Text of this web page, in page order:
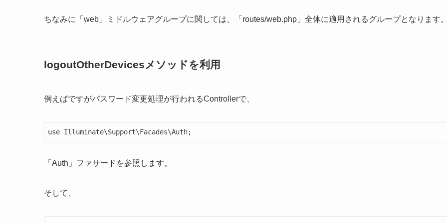
ちなみに「web」ミドルウェアグループに関しては、「routes/web.php」全体に適用されるグループとなります
logoutOtherDevicesメソッドを利用
例えばですがパスワード変更処理が行われるControllerで、
use Illuminate\Support\Facades\Auth;
「Auth」ファサードを参照します。
そして、